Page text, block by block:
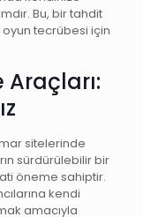
Bu, bir tahdit
tecrübesi için
Araçları:
sitelerinde
sürdürülebilir bir
öneme sahiptir.
kendi
amacıyla